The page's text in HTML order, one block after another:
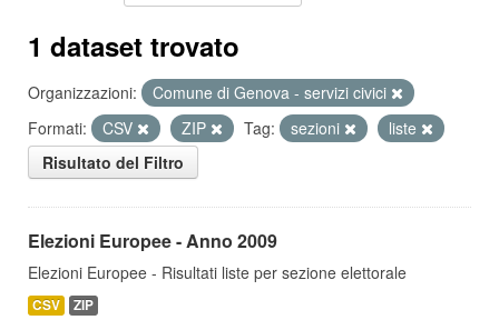
1 dataset trovato
Organizzazioni:
Comune di Genova - servizi civici
Formati:
CSV ZIP Tag: sezioni
liste
Risultato del Filtro
Elezioni Europee - Anno 2009
Elezioni Europee - Risultati liste per sezione elettorale
CSV ZIP